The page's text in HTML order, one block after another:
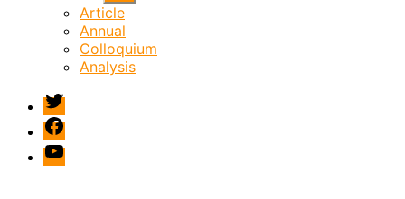
sub
menu
Article
Annual
Colloquium
Analysis
twitter
facebook
Youtube